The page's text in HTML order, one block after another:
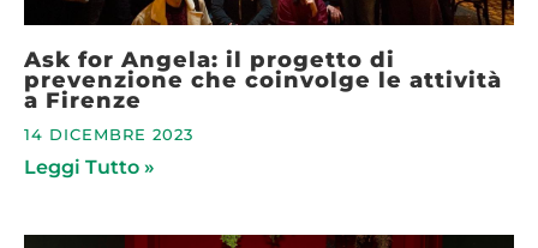
Ask for Angela: il progetto di
prevenzione che coinvolge le attività
a Firenze
14 DICEMBRE 2023
Leggi Tutto »